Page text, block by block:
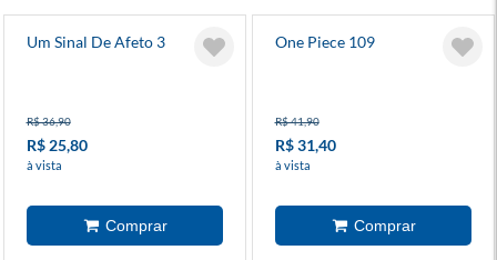
Um Sinal De Afeto 3
R$ 36,90
R$ 25,80
à vista
One Piece 109
R$ 41,90
R$ 31,40
à vista